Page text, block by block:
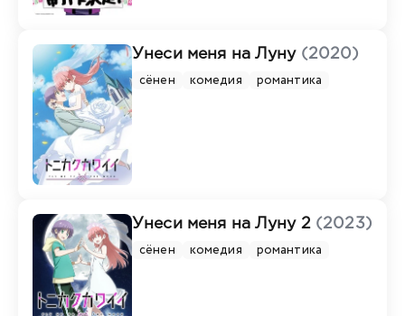
Унеси меня на Луну (2020)
сёнен комедия романтика
Унеси меня на Луну 2 (2023)
сёнен комедия романтика